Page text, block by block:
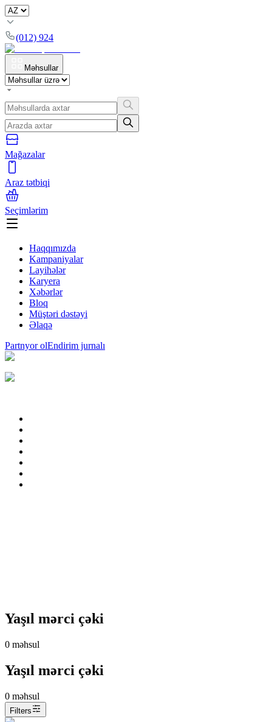
(012) 924
Məhsullar
Mağazalar
Araz tətbiqi
Seçimlərim
Haqqımızda
Kampaniyalar
Layihələr
Karyera
Xəbərlər
Bloq
Müştəri dəstəyi
Əlaqə
Partnyor olEndirim jurnalı
Yaşıl mərci çəki
0 məhsul
Yaşıl mərci çəki
0 məhsul
Filters